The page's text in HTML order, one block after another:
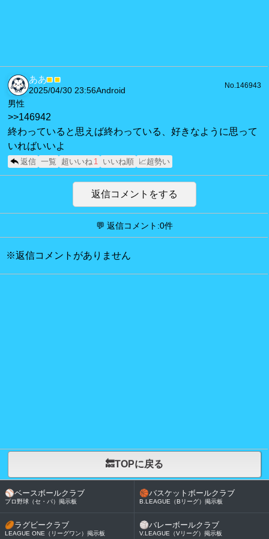
ああ■ ■
2025/04/30 23:56Android
No.146943
男性
>>146942
終わっていると思えば終わっている、好きなように思って
いればいいよ
返信 一覧 超いいね 1 いいね順 📈超勢い
返信コメントをする
💬 返信コメント:0件
※返信コメントがありません
🔙TOPに戻る
⚾ベースボールクラブ
プロ野球（セ・パ）掲示板
🏀バスケットボールクラブ
B.LEAGUE（Bリーグ）掲示板
🏉ラグビークラブ
LEAGUE ONE（リーグワン）掲示板
🏐バレーボールクラブ
V.LEAGUE（Vリーグ）掲示板